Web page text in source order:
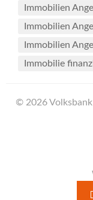
Immobilien
Immobilien
Immobilien
Immobilie
© 2026